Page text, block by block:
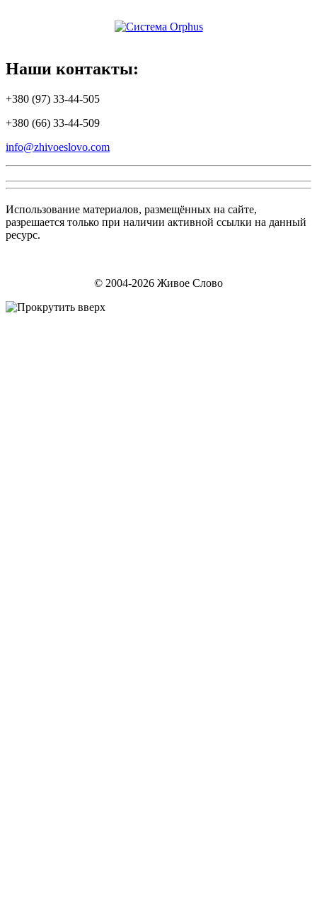
Наши контакты:
+380 (97) 33-44-505
+380 (66) 33-44-509
info@zhivoeslovo.com
Использование материалов, размещённых на сайте,
разрешается только при наличии активной ссылки на данный
ресурс.
© 2004-2026 Живое Слово